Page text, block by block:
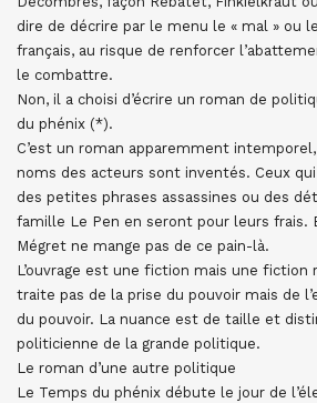
dire de décrire par le menu le « mal » ou
français, au risque de renforcer
le combattre.
Non, il a choisi d’écrire un roman de
du phénix (*).
C’est un roman apparemment
noms des acteurs sont inventés. Ceux
des petites phrases assassines ou des
famille Le Pen en seront pour leurs frais.
Mégret ne mange pas de ce pain-là.
L’ouvrage est une fiction mais une
traite pas de la prise du pouvoir mais de
du pouvoir. La nuance est de taille et
politicienne de la grande politique.
Le roman d’une autre politique
Le Temps du phénix débute le jour de